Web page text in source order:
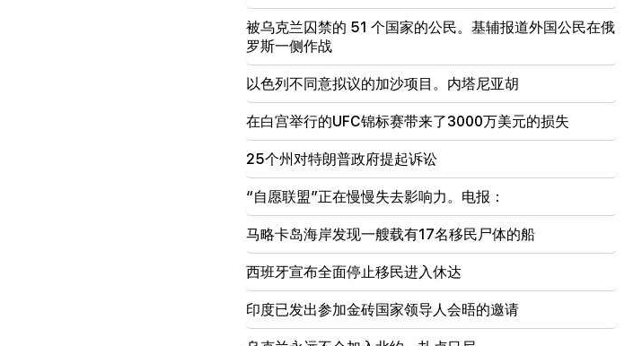
19:53
莱比锡机场的“带有未知爆炸装置的无人机”。调查已
经开始
19:47
席尔瓦·哈科比安 (Silva Hakobyan) 报告了痛苦的损
失（照片）
19:32
Petra Bair重申PACE支持与亚美尼亚国民议会密切合
作
被乌克兰囚禁的 51 个国家的公民。基辅报道外国公民在俄
罗斯一侧作战
以色列不同意拟议的加沙项目。内塔尼亚胡
在白宫举行的UFC锦标赛带来了3000万美元的损失
25个州对特朗普政府提起诉讼
“自愿联盟”正在慢慢失去影响力。电报：
马略卡岛海岸发现一艘载有17名移民尸体的船
西班牙宣布全面停止移民进入休达
印度已发出参加金砖国家领导人会晤的邀请